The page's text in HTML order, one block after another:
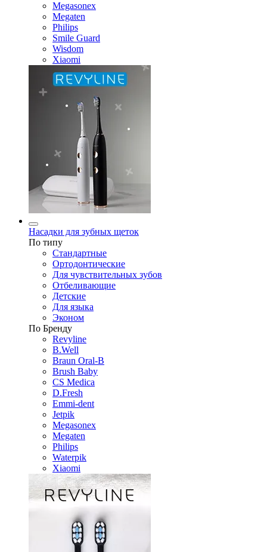
Megasonex
Megaten
Philips
Smile Guard
Wisdom
Xiaomi
Насадки для зубных щеток
По типу
Стандартные
Ортодонтические
Для чувствительных зубов
Отбеливающие
Детские
Для языка
Эконом
По Бренду
Revyline
B.Well
Braun Oral-B
Brush Baby
CS Medica
D.Fresh
Emmi-dent
Jetpik
Megasonex
Megaten
Philips
Waterpik
Xiaomi